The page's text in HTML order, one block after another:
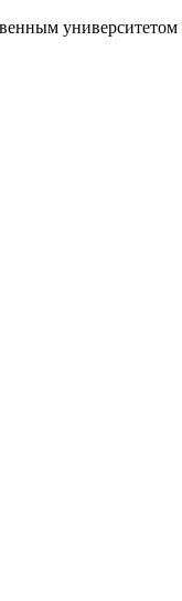
университетом